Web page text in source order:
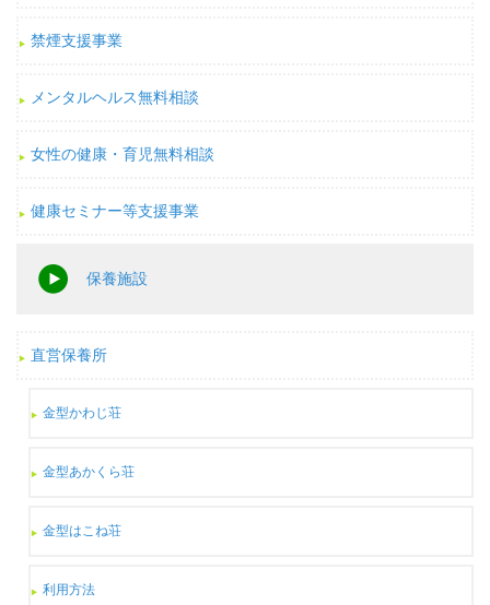
禁煙支援事業
メンタルヘルス無料相談
女性の健康・育児無料相談
健康セミナー等支援事業
保養施設
直営保養所
金型かわじ荘
金型あかくら荘
金型はこね荘
利用方法